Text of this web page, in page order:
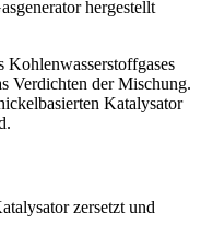
hergestellt
Kohlenwasserstoffgases
Verdichten der Mischung.
Katalysator
zersetzt und